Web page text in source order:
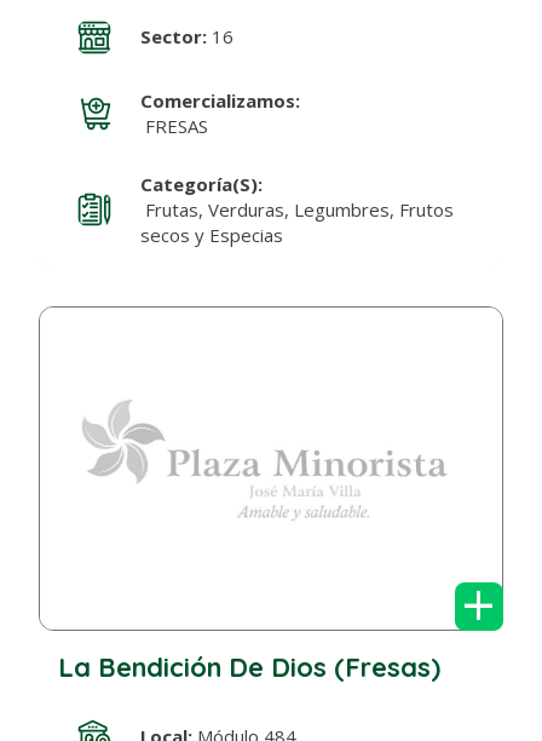
Sector:16
Comercializamos:
FRESAS
Categoría(s):
Frutas, Verduras, Legumbres, Frutos
secos y Especias
+
La Bendición De Dios (Fresas)
Local:Módulo 484